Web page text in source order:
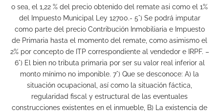
o sea, el 1,22 % del precio obtenido del remate asi como el 1%
del Impuesto Municipal Ley 12700.- 5°) Se podrá imputar
como parte del precio Contribución Inmobiliaria e Impuesto
de Primaria hasta el momento del remate, como asimismo el
2% por concepto de ITP correspondiente al vendedor e IRPF. –
6°) El bien no tributa primaria por ser su valor real inferior al
monto mínimo no imponible. 7°) Que se desconoce: A) la
situación ocupacional, así como la situación fáctica,
regularidad fiscal y estructural de las eventuales
construcciones existentes en el inmueble, B) La existencia de